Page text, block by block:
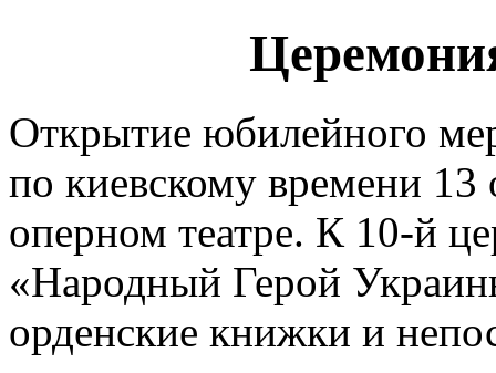
Открытие юбилейного
по киевскому времени 13
оперном театре. К 10-й
«Народный Герой
орденские книжки и